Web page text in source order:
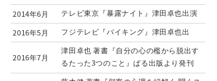
2014年6月
テレビ東京『暴露ナイト』津田卓也出演
2016年5月
フジテレビ『バイキング』津田卓也出
2016年7月
津田卓也 著書『自分の心の檻から脱出す
るたった3つのこと』ぱる出版より発刊